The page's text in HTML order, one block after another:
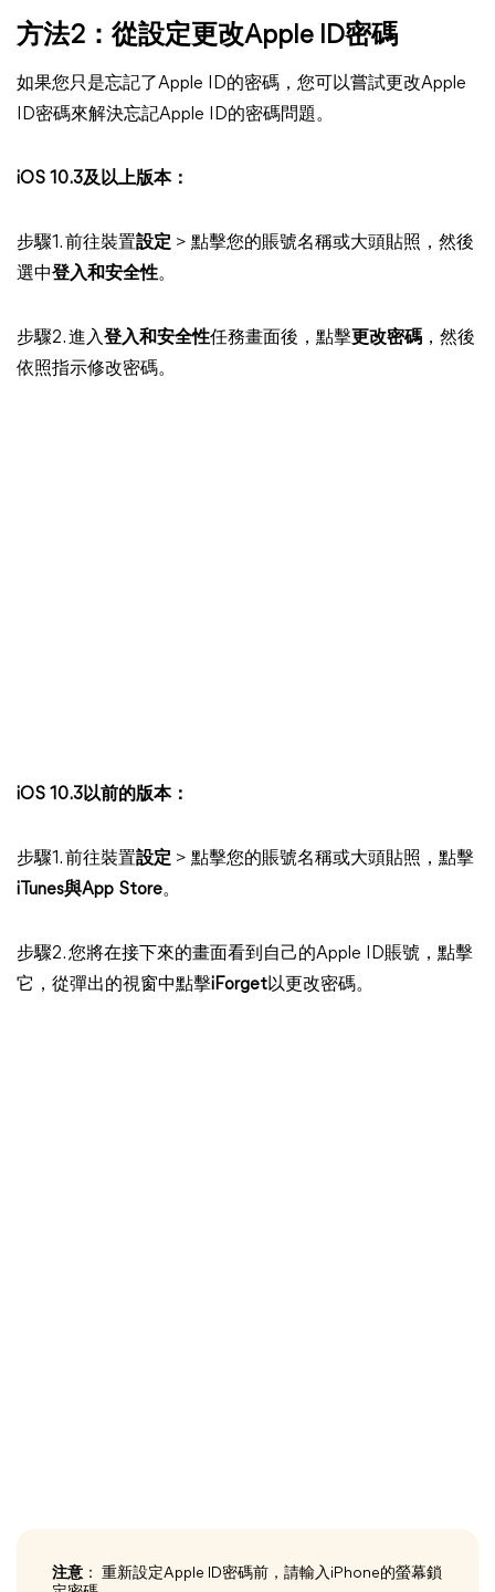
方法2：從設定更改Apple ID密碼
如果您只是忘記了Apple ID的密碼，您可以嘗試更改Apple
ID密碼來解決忘記Apple ID的密碼問題。
iOS 10.3及以上版本：
步驟1. 前往裝置設定 > 點擊您的賬號名稱或大頭貼照，然後
選中登入和安全性。
步驟2. 進入登入和安全性任務畫面後，點擊更改密碼 ，然後
依照指示修改密碼。
iOS 10.3以前的版本：
步驟1. 前往裝置設定 > 點擊您的賬號名稱或大頭貼照，點擊
iTunes與App Store。
步驟2. 您將在接下來的畫面看到自己的Apple ID賬號，點擊
它，從彈出的視窗中點擊iForget以更改密碼。
注意 ： 重新設定Apple ID密碼前，請輸入iPhone的螢幕鎖